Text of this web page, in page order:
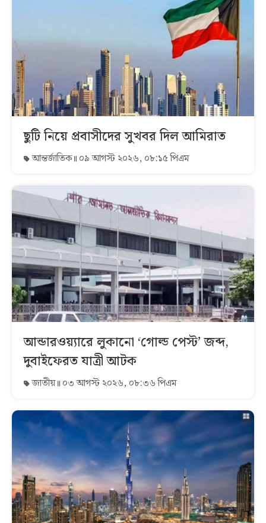
ছুটি নিয়ে প্রবাসীদের সুখবর দিল আমিরাত
আন্তর্জাতিক ০৯ আগস্ট ২০২৬, ০৮:১৫ পিএম
আন্ডারওয়্যারে লুকানো ‘গোল্ড পেস্ট’ জব্দ,
দুবাইফেরত যাত্রী আটক
জাতীয় ০৩ আগস্ট ২০২৬, ০৮:৩৬ পিএম